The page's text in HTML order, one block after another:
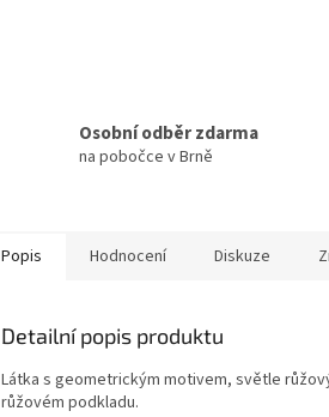
Osobní odběr zdarma
na pobočce v Brně
Popis Hodnocení Diskuze
Detailní popis produktu
Látka s geometrickým motivem, světle
růžovém podkladu.